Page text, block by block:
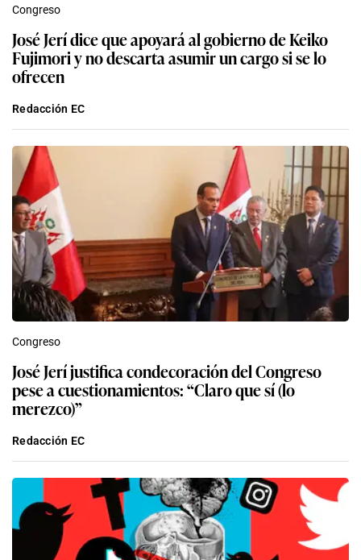
Congreso
José Jerí dice que apoyará al gobierno de Keiko
Fujimori y no descarta asumir un cargo si se lo
ofrecen
Redacción EC
Congreso
José Jerí justifica condecoración del Congreso
pese a cuestionamientos: “Claro que sí (lo
merezco)”
Redacción EC